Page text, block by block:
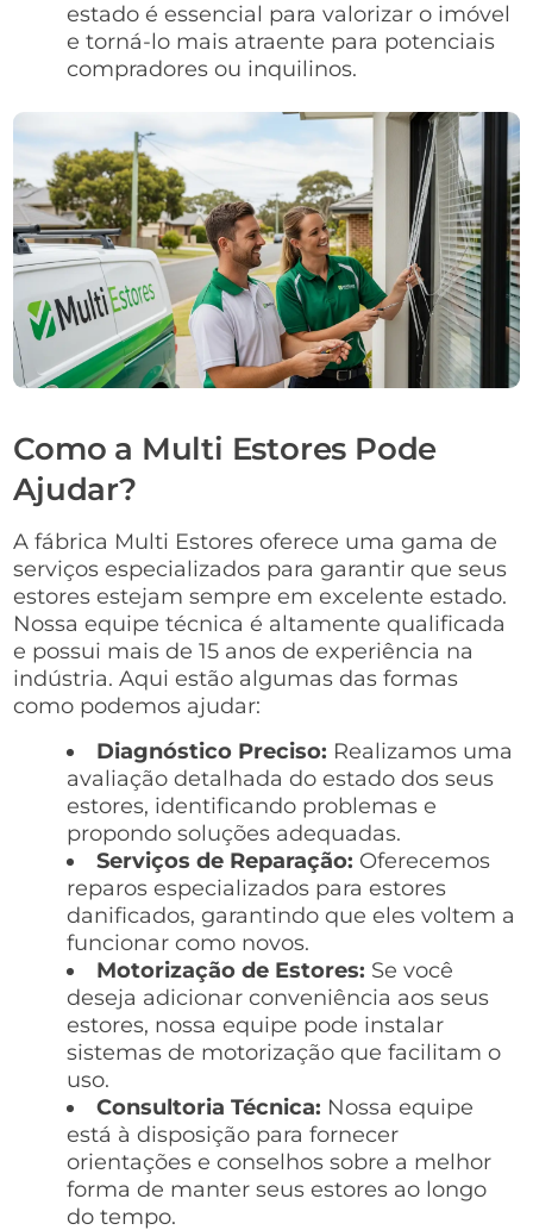
estado é essencial para valorizar o imóvel
e torná-lo mais atraente para potenciais
compradores ou inquilinos.
Como a Multi Estores Pode
Ajudar?
A fábrica Multi Estores oferece uma gama de
serviços especializados para garantir que seus
estores estejam sempre em excelente estado.
Nossa equipe técnica é altamente qualificada
e possui mais de 15 anos de experiência na
indústria. Aqui estão algumas das formas
como podemos ajudar:
Diagnóstico Preciso: Realizamos uma
avaliação detalhada do estado dos seus
estores, identificando problemas e
propondo soluções adequadas.
Serviços de Reparação: Oferecemos
reparos especializados para estores
danificados, garantindo que eles voltem a
funcionar como novos.
Motorização de Estores: Se você
deseja adicionar conveniência aos seus
estores, nossa equipe pode instalar
sistemas de motorização que facilitam o
uso.
Consultoria Técnica: Nossa equipe
está à disposição para fornecer
orientações e conselhos sobre a melhor
forma de manter seus estores ao longo
do tempo.